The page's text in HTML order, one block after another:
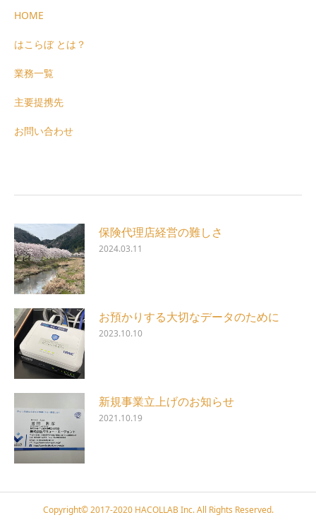
HOME
はこらぼ とは？
業務一覧
主要提携先
お問い合わせ
保険代理店経営の難しさ
2024.03.11
お預かりする大切なデータのために
2023.10.10
新規事業立上げのお知らせ
2021.10.19
Copyright© 2017-2020 HACOLLAB Inc. All Rights Reserved.